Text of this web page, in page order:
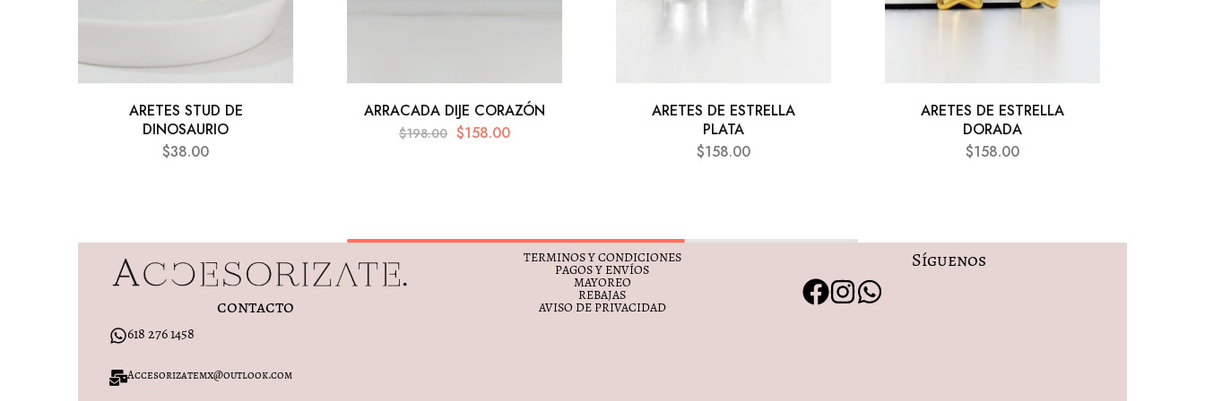
ARETES STUD DE
DINOSAURIO
$38.00
ARRACADA DIJE CORAZÓN
$198.00 $158.00
ARETES DE ESTRELLA
PLATA
$158.00
ARETES DE ESTRELLA
DORADA
$158.00
contacto
618 276 1458
Accesorizatemx@outlook.com
TERMINOS Y CONDICIONES
PAGOS Y ENVÍOS
MAYOREO
REBAJAS
AVISO DE PRIVACIDAD
Síguenos